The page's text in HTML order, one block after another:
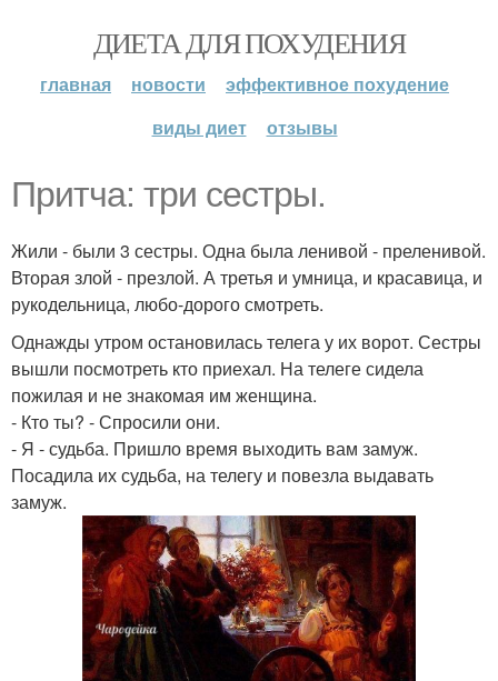
ДИЕТА ДЛЯ ПОХУДЕНИЯ
главная новости
эффективное похудение
виды диет
отзывы
Притча: три сестры.
Жили - были 3 сестры. Одна была ленивой - преленивой.
Вторая злой - презлой. А третья и умница, и красавица, и
рукодельница, любо-дорого смотреть.
Однажды утром остановилась телега у их ворот. Сестры
вышли посмотреть кто приехал. На телеге сидела
пожилая и не знакомая им женщина.
- Кто ты? - Спросили они.
- Я - судьба. Пришло время выходить вам замуж.
Посадила их судьба, на телегу и повезла выдавать
замуж.